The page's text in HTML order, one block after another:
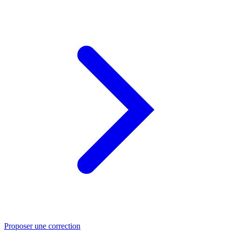
Proposer une correction